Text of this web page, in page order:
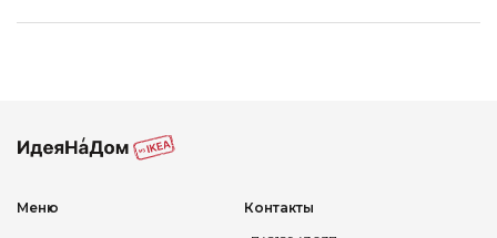
Меню
Контакты